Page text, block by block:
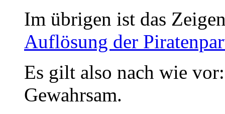
Im übrigen ist das
Auflösung der
Es gilt also nach wie
Gewahrsam.